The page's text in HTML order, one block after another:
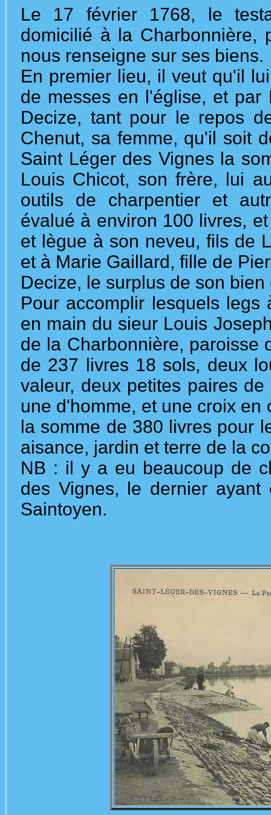
Le 17 février 1768, le
domicilié à la Charbonnière,
nous renseigne sur ses biens.
En premier lieu, il veut qu'il
de messes en l'église, et
Decize, tant pour le repos
Chenut, sa femme, qu'il soit
Saint Léger des Vignes la
Louis Chicot, son frère, lui
outils de charpentier et
évalué à environ 100 livres,
et lègue à son neveu, fils de
et à Marie Gaillard, fille de
Decize, le surplus de son
Pour accomplir lesquels
en main du sieur Louis
de la Charbonnière, paroisse
de 237 livres 18 sols, deux
valeur, deux petites paires
une d'homme, et une croix en
la somme de 380 livres pour
aisance, jardin et terre de la
NB : il y a eu beaucoup de
des Vignes, le dernier
Saintoyen.